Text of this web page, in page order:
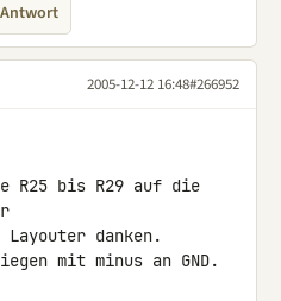
Antwort
2005-12-12 16:48#266952
R25 bis R29 auf die
danken.
mit minus an GND.